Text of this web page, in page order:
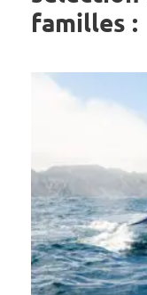
familles :